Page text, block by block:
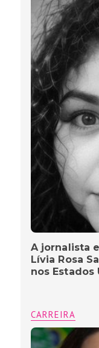
A jornalista
Lívia Rosa
nos Estados
CARREIRA